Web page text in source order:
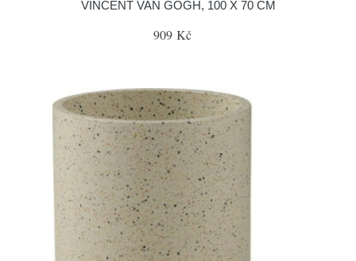
VINCENT VAN GOGH, 100 X 70 CM
909 Kč